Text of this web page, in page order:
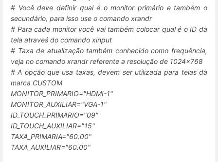
# Você deve definir qual é o monitor primário e também o
secundário, para isso use o comando xrandr
# Para cada monitor você vai também colocar qual é o ID da
tela atraveś do comando xinput
# Taxa de atualização também conhecido como frequência,
veja no comando xrandr referente a resolução de 1024x768
# A opção que usa taxas, devem ser utilizada para telas da
marca CUSTOM
MONITOR_PRIMARIO="HDMI-1"
MONITOR_AUXILIAR="VGA-1"
ID_TOUCH_PRIMARIO="09"
ID_TOUCH_AUXILIAR="15"
TAXA_PRIMARIA="60.00"
TAXA_AUXILIAR="60.00"